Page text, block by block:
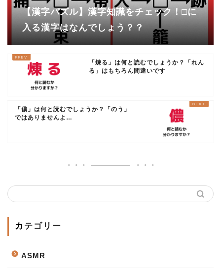
【漢字パズル】漢字知識をチェック！□に
入る漢字はなんでしょう？？
「煉る」は何と読むでしょうか？「れん
る」はもちろん間違いです
「儂」は何と読むでしょうか？「のう」
ではありませんよ…
カテゴリー
ASMR